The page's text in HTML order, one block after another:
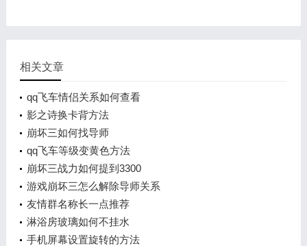
相关文章
qq飞车情侣关系如何查看
影之诗换卡背方法
崩坏三如何找导师
qq飞车等级变黄色方法
崩坏三战力如何提到3300
游戏崩坏三怎么解除导师关系
友情群名称长一点推荐
淋浴房玻璃如何不挂水
手机屏幕设置旋转的方法